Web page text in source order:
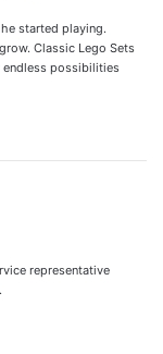
started playing.
Classic Lego Sets
endless possibilities
representative